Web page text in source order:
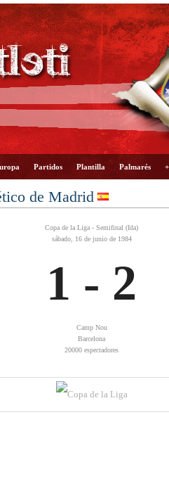
Partidos Plantilla Palmarés
de Madrid
Copa de la Liga - Semifinal (Ida)
sábado, 16 de junio de 1984
1 - 2
Camp Nou
Barcelona
20000 espectadores